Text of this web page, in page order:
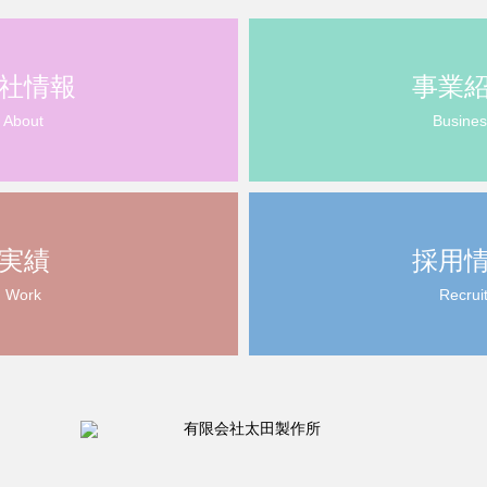
情報
About
事業
績
Work
採用
Recruit